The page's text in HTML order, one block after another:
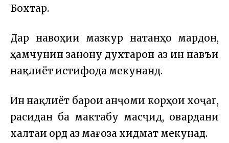
Бохтар.
Дар навоҳии мазкур натанҳо мардон,
ҳамчунин занону духтарон аз ин навъи
нақлиёт истифода мекунанд.
Ин нақлиёт барои анҷоми корҳои хоҷагӣ,
расидан ба мактабу масҷид, овардани
халтаи орд аз мағоза хидмат мекунад.